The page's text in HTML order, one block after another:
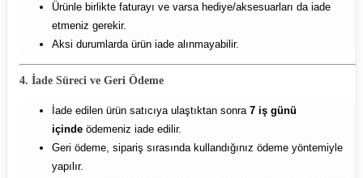
Ürünle birlikte faturayı ve varsa hediye/aksesuarları da iade
etmeniz gerekir.
Aksi durumlarda ürün iade alınmayabilir.
4. İade Süreci ve Geri Ödeme
İade edilen ürün satıcıya ulaştıktan sonra 7 iş günü
içinde ödemeniz iade edilir.
Geri ödeme, sipariş sırasında kullandığınız ödeme yöntemiyle
yapılır.